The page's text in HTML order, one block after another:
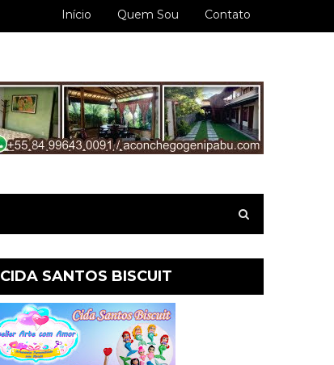
Início Quem Sou Contato
CIDA SANTOS BISCUIT